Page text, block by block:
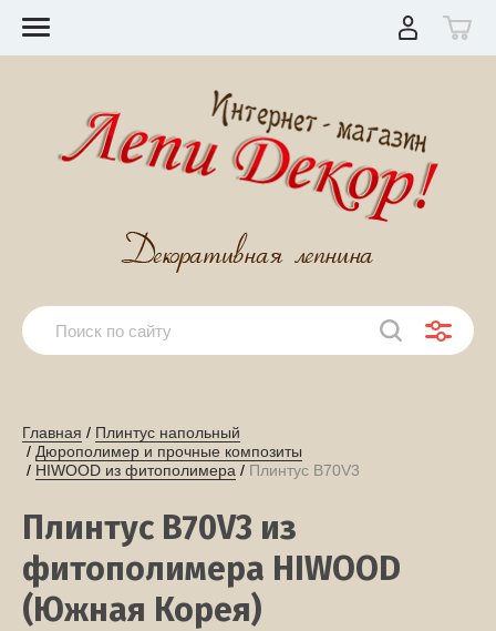
Главная / Плинтус напольный
/ Дюрополимер и прочные композиты
/ HIWOOD из фитополимера / Плинтус B70V3
Плинтус B70V3 из
фитополимера HIWOOD
(Южная Корея)